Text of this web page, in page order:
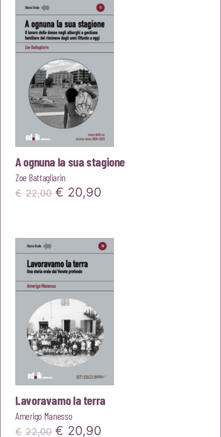
€24,00.
è:
€22,80.
A ognuna la sua stagione
Zoe Battagliarin
€ 22,00 Il
€22,00.
€ 20,90
è:
Lavoravamo la terra
Amerigo Manesso
€ 22,00 Il
€ 20,90